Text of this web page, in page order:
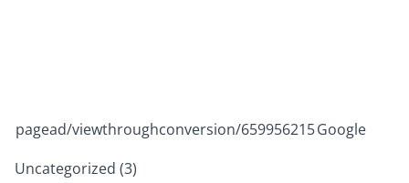
pagead/viewthroughconversion/659956215Google
Uncategorized (3)